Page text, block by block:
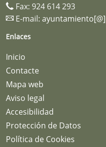
Fax: 924 614 293
E-mail:
Enlaces
Inicio
Contacte
Mapa web
Aviso legal
Accesibilidad
Protección de Datos
Política de Cookies